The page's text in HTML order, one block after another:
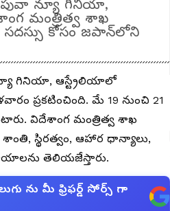
న్యూ గినియా,
మంత్రిత్వ శాఖ
సదస్సు కోసం జపాన్‌లోని
గినియా, ఆస్ట్రేలియాలో
ప్రకటించింది. మే 19 నుంచి 21
విదేశాంగ మంత్రిత్వ శాఖ
స్థిరత్వం, ఆహార ధాన్యాలు,
తెలియజేస్తారు.
ను మీ ఫ్రిఫర్డ్ సోర్స్ గా